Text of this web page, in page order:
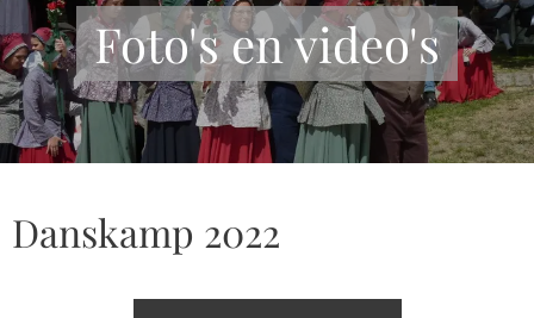
Foto's en video's
Danskamp 2022